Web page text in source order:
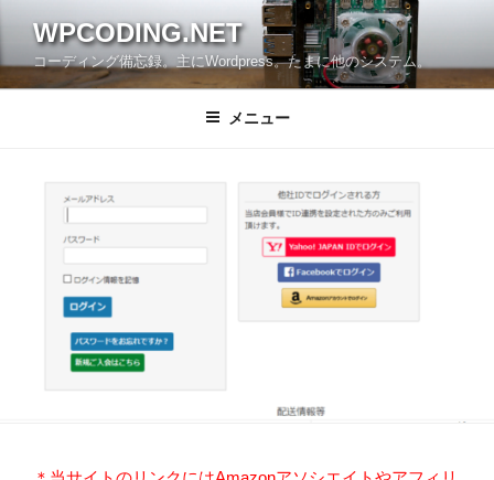
テ
ン
WPCODING.NET
コーディング備忘録。主にWordpress。たまに他のシステム。
メニュー